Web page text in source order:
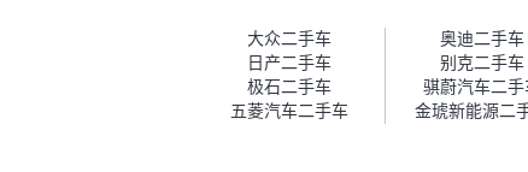
车。去之前我提前跟交接人员说
好，到了之后要当着我的面再做
一次复检，你们也安排了师傅，
服务可以，速度很快。体验下来
自营车的感觉是要比个人车好一
大众二手车 奥迪二手车
日产二手车
别克二手车
极石二手车
骐蔚汽车二手
五菱汽车二手车
金琥新能源二